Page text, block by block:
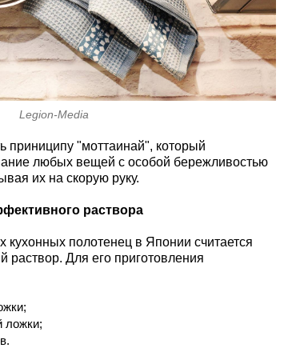
Legion-Media
приниципу "моттаинай", который
любых вещей с особой бережливостью
их на скорую руку.
раствора
кухонных полотенец в Японии считается
Для его приготовления
ложки;